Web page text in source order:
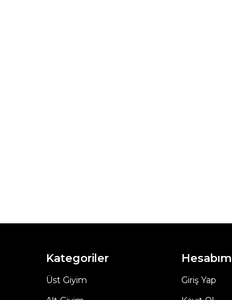
Kategoriler
Üst Giyim
Hesabım
Giriş Yap